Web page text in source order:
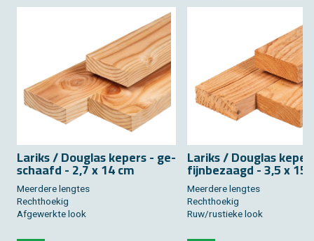
La­riks / Dou­g­las ke­pers - ge­
schaafd - 2,7 x 14 cm
Meer­de­re leng­tes
Recht­hoe­kig
Af­ge­werk­te look
La­riks / Dou­g­las
fijn­be­zaagd - 3,5 x 15
Meer­de­re leng­tes
Recht­hoe­kig
Ruw/rus­tie­ke look